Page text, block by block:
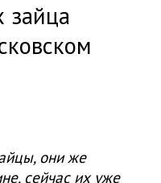
зайца
они же
сейчас их уже